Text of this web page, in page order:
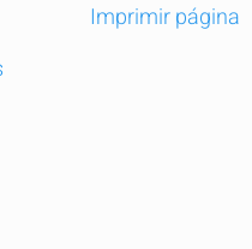
Imprimir página